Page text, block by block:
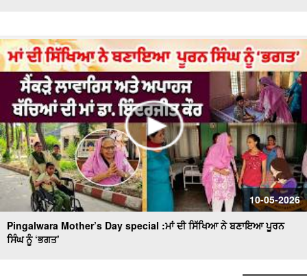
10-05-2026
Pingalwara Mother’s Day special :ਮਾਂ ਦੀ ਸਿੱਖਿਆ ਨੇ ਬਣਾਇਆ ਪੂਰਨ
ਸਿੰਘ ਨੂੰ ‘ਭਗਤ’